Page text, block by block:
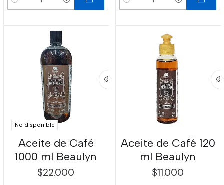
Cantidad Cantidad
No disponible
Aceite de Café
1000 ml Beaulyn
$22.000
Aceite de Café 120
ml Beaulyn
$11.000